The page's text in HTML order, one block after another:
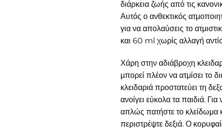
διάρκεια ζωής από τις
Αυτός ο ανθεκτικός
για να απολαύσεις το
και 60 ml χωρίς αλλαγή
Χάρη στην αδιάβροχη
μπορεί πλέον να ατμίσει το
κλειδαριά προστατεύει τη
ανοίγει εύκολα τα παιδιά. Για
απλώς πατήστε το κλείδωμα
περιστρέψτε δεξιά. Ο